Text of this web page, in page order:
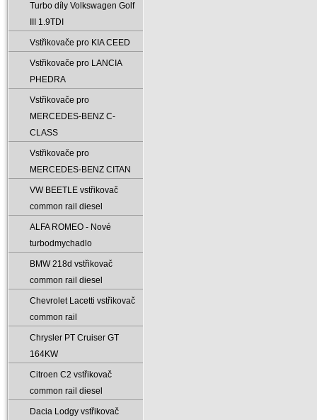
Turbo díly Volkswagen Golf
III 1.9TDI
Vstřikovače pro KIA CEED
Vstřikovače pro LANCIA
PHEDRA
Vstřikovače pro
MERCEDES-BENZ C-
CLASS
Vstřikovače pro
MERCEDES-BENZ CITAN
VW BEETLE vstřikovač
common rail diesel
ALFA ROMEO - Nové
turbodmychadlo
BMW 218d vstřikovač
common rail diesel
Chevrolet Lacetti vstřikovač
common rail
Chrysler PT Cruiser GT
164KW
Citroen C2 vstřikovač
common rail diesel
Dacia Lodgy vstřikovač